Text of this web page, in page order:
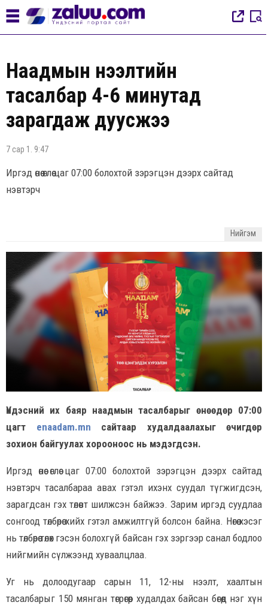
Наадмын нээлтийн
тасалбар 4-6 минутад
зарагдаж дуусжээ
7 сар 1. 9:47
Иргэд өнөө өглөө цаг 07:00 болохтой зэрэгцэн дээрх сайтад
нэвтэрч
Нийгэм
Үндэсний их баяр наадмын тасалбарыг өнөөдөр 07:00
цагт enaadam.mn сайтаар худалдаалахыг өчигдөр
зохион байгуулах хорооноос нь мэдэгдсэн.
Иргэд өнөө өглөө цаг 07:00 болохтой зэрэгцэн дээрх сайтад
нэвтэрч тасалбараа авах гэтэл ихэнх суудал түгжигдсэн,
зарагдсан гэх төлөвт шилжсэн байжээ. Зарим иргэд суудлаа
сонгоод төлбөрөө хийх гэтэл амжилтгүй болсон байна. Нөгөө хэсэг
нь төлбөрөө төлөх гэсэн болохгүй байсан гэх зэргээр санал бодлоо
нийгмийн сүлжээнд хуваалцлаа.
Уг нь долоодугаар сарын 11, 12-ны нээлт, хаалтын
тасалбарыг 150 мянган төгрөгөөр худалдах байсан бөгөөд нэг хүн